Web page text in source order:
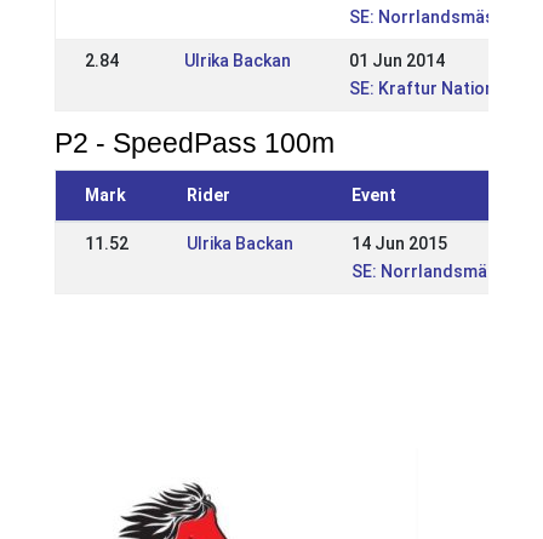
SE:
2.84 Ulrika Backan
01 Jun 2014
SE: Kraftur Nationella
P2 - SpeedPass 100m
Mark Rider Event
11.52 Ulrika Backan
14 Jun 2015
SE: